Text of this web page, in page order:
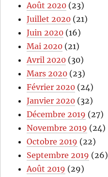
Août 2020 (23)
Juillet 2020 (21)
Juin 2020 (16)
Mai 2020 (21)
Avril 2020 (30)
Mars 2020 (23)
Février 2020 (24)
Janvier 2020 (32)
Décembre 2019 (27)
Novembre 2019 (24)
Octobre 2019 (22)
Septembre 2019 (26)
Août 2019 (29)